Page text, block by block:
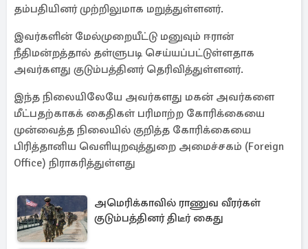
தம்பதியினர் முற்றிலுமாக மறுத்துள்ளனர்.
இவர்களின் மேல்முறையீட்டு மனுவும் ஈரான்
நீதிமன்றத்தால் தள்ளுபடி செய்யப்பட்டுள்ளதாக
அவர்களது குடும்பத்தினர் தெரிவித்துள்ளனர்.
இந்த நிலையிலேயே அவர்களது மகன் அவர்களை
மீட்பதற்காகக் கைதிகள் பரிமாற்ற கோரிக்கையை
முன்வைத்த நிலையில் குறித்த கோரிக்கையை
பிரித்தானிய வெளியுறவுத்துறை அமைச்சகம் (Foreign
Office) நிராகரித்துள்ளது
அமெரிக்காவில் ராணுவ வீரர்கள்
குடும்பத்தினர் திடீர் கைது